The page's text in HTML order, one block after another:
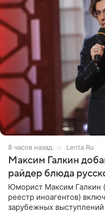
8 часов назад Lenta.Ru
Максим Галкин
райдер блюда
Юморист Максим
реестр иноагентов)
зарубежных